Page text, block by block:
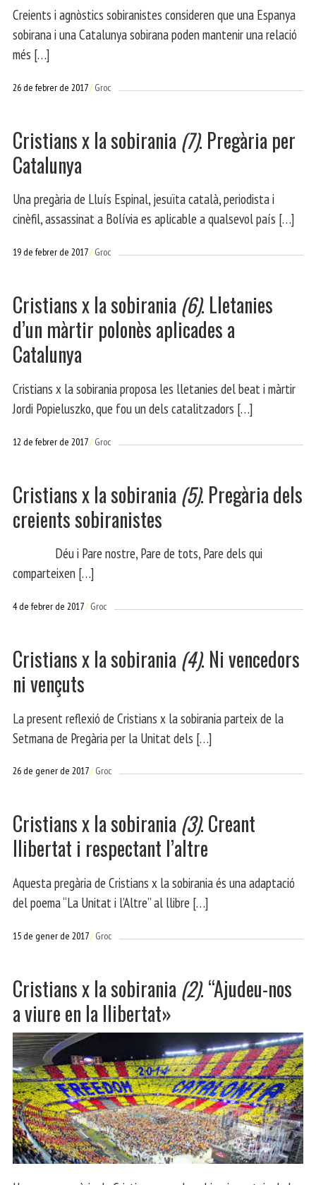
Creients i agnòstics sobiranistes consideren que una Espanya
sobirana i una Catalunya sobirana poden mantenir una relació
més […]
26 de febrer de 2017 Groc
Cristians x la sobirania (7). Pregària per
Catalunya
Una pregària de Lluís Espinal, jesuïta català, periodista i
cinèfil, assassinat a Bolívia es aplicable a qualsevol país […]
19 de febrer de 2017 Groc
Cristians x la sobirania (6). Lletanies
d’un màrtir polonès aplicades a
Catalunya
Cristians x la sobirania proposa les lletanies del beat i màrtir
Jordi Popieluszko, que fou un dels catalitzadors […]
12 de febrer de 2017 Groc
Cristians x la sobirania (5). Pregària dels
creients sobiranistes
Déu i Pare nostre, Pare de tots, Pare dels qui
comparteixen […]
4 de febrer de 2017 Groc
Cristians x la sobirania (4). Ni vencedors
ni vençuts
La present reflexió de Cristians x la sobirania parteix de la
Setmana de Pregària per la Unitat dels […]
26 de gener de 2017 Groc
Cristians x la sobirania (3). Creant
llibertat i respectant l’altre
Aquesta pregària de Cristians x la sobirania és una adaptació
del poema “La Unitat i l’Altre” al llibre […]
15 de gener de 2017 Groc
Cristians x la sobirania (2). “Ajudeu-nos
a viure en la llibertat»